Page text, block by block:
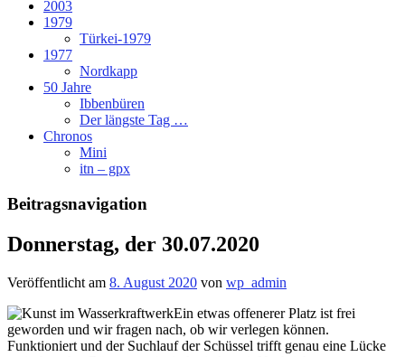
2003
1979
Türkei-1979
1977
Nordkapp
50 Jahre
Ibbenbüren
Der längste Tag …
Chronos
Mini
itn – gpx
Beitragsnavigation
Donnerstag, der 30.07.2020
Veröffentlicht am 8. August 2020 von wp_admin
Ein etwas offenerer Platz ist frei
geworden und wir fragen nach, ob wir verlegen können.
Funktioniert und der Suchlauf der Schüssel trifft genau eine Lücke